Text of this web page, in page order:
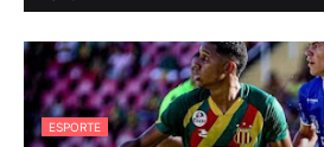
ESPORTE